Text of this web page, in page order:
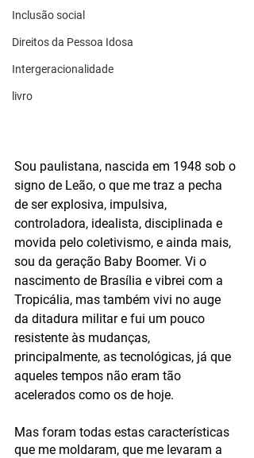
Inclusão social
Direitos da Pessoa Idosa
Intergeracionalidade
livro
Sou paulistana, nascida em 1948 sob o
signo de Leão, o que me traz a pecha
de ser explosiva, impulsiva,
controladora, idealista, disciplinada e
movida pelo coletivismo, e ainda mais,
sou da geração Baby Boomer. Vi o
nascimento de Brasília e vibrei com a
Tropicália, mas também vivi no auge
da ditadura militar e fui um pouco
resistente às mudanças,
principalmente, as tecnológicas, já que
aqueles tempos não eram tão
acelerados como os de hoje.
Mas foram todas estas características
que me moldaram, que me levaram a